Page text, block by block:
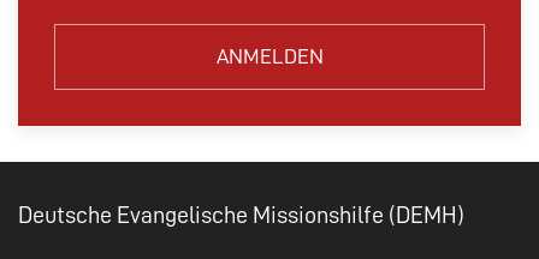
ANMELDEN
Deutsche Evangelische Missionshilfe (DEMH)